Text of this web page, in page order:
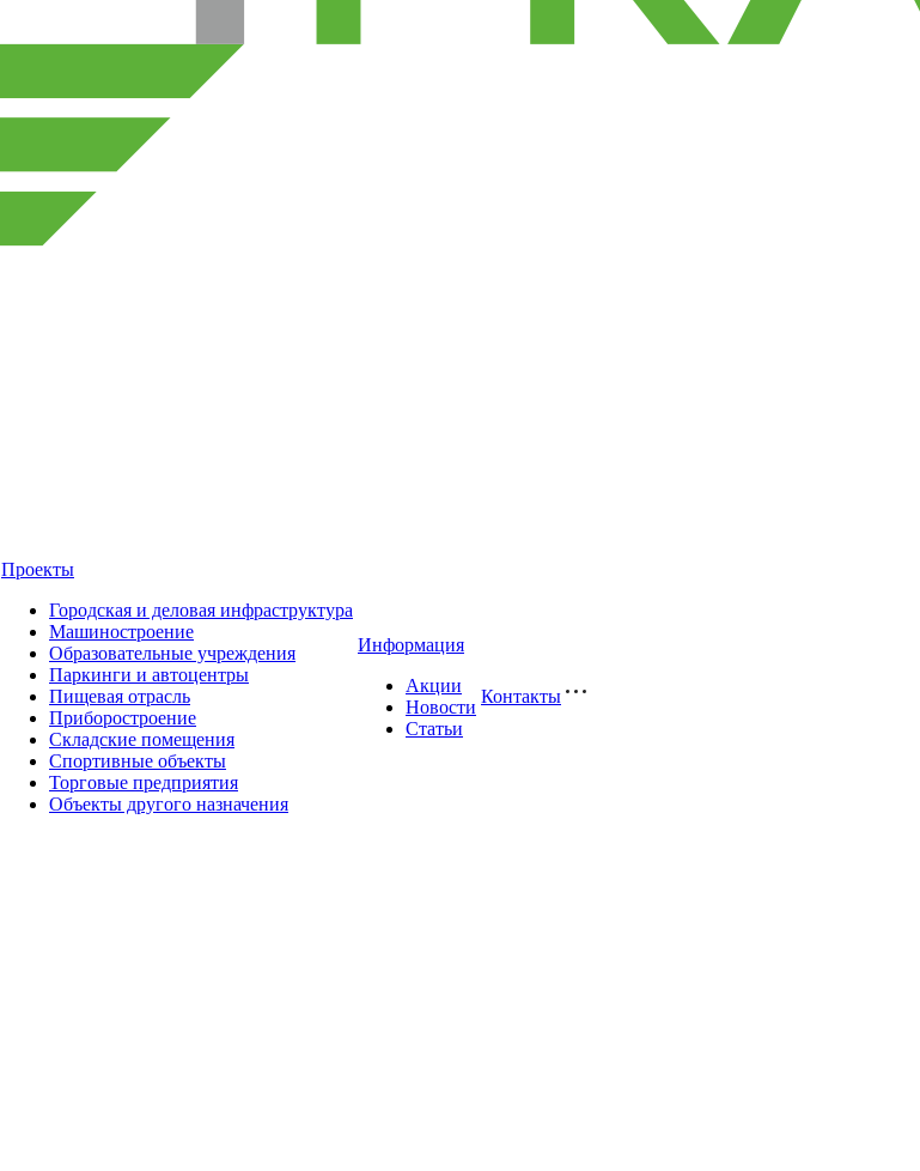
Проекты
Городская и деловая инфраструктура
Машиностроение
Образовательные учреждения
Паркинги и автоцентры
Пищевая отрасль
Приборостроение
Складские помещения
Спортивные объекты
Торговые предприятия
Объекты другого назначения
Информация
Акции
Новости
Статьи
Контакты